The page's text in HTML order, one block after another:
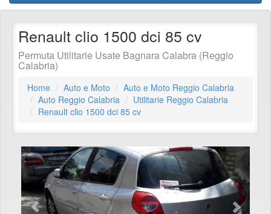
Renault clio 1500 dci 85 cv
Permuta Utilitarie Usate Bagnara Calabra (Reggio
Calabria)
Home Auto e Moto
Auto e Moto Reggio Calabria
Auto Reggio Calabria
Utilitarie Reggio Calabria
Renault clio 1500 dci 85 cv